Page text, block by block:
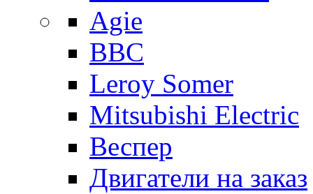
Agie
BBC
Leroy Somer
Mitsubishi Electric
Веспер
Двигатели на заказ